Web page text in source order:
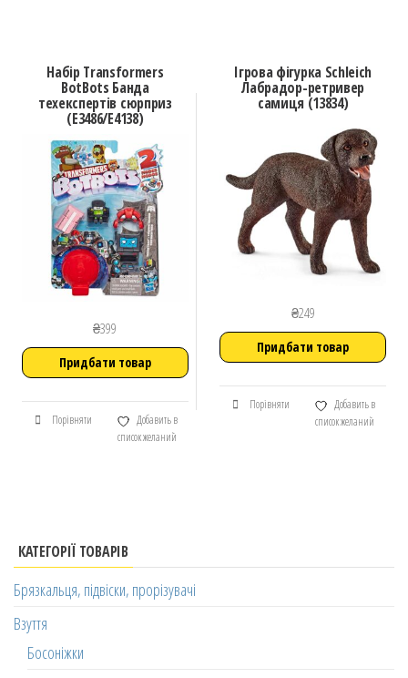
Набір Transformers
BotBots Банда
техекспертів сюрприз
(E3486/E4138)
₴399
Придбати товар
Порівняти
Добавить в
список желаний
Ігрова фігурка Schleich
Лабрадор-ретривер
самиця (13834)
₴249
Придбати товар
Порівняти
Добавить в
список желаний
КАТЕГОРІЇ ТОВАРІВ
Брязкальця, підвіски, прорізувачі
Взуття
Босоніжки